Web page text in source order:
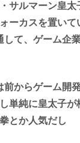
サルマーン皇太
ーカスを置いて
して、ゲーム企
前からゲーム開
単純に皇太子が
とか人気だし